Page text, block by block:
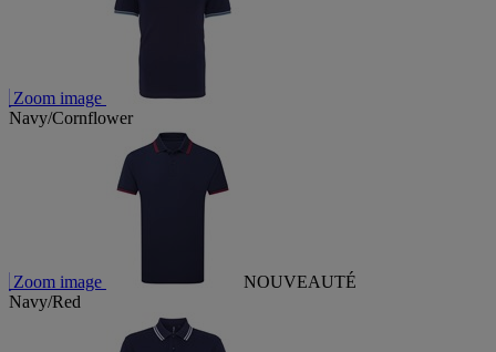
Zoom image
Navy/Cornflower
Zoom image
NOUVEAUTÉ
Navy/Red